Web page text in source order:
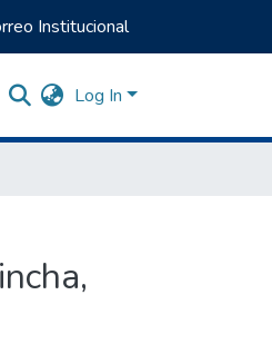
Institucional
Log In